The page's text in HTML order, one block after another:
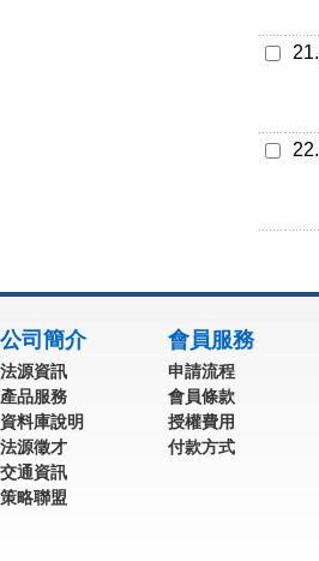
21.
22.
公司簡介
法源資訊
產品服務
資料庫說明
法源徵才
交通資訊
策略聯盟
會員服務
申請流程
會員條款
授權費用
付款方式